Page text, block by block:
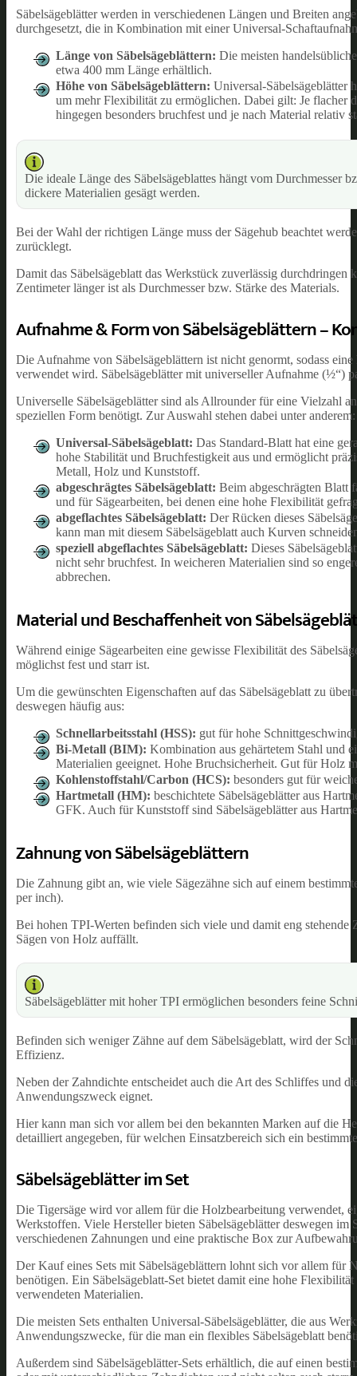
Säbelsägeblätter werden in verschiedenen Längen und Breiten
durchgesetzt, die in Kombination mit einer Universal-
Länge von Säbelsägeblättern: Die meisten
etwa 400 mm Länge erhältlich.
Höhe von Säbelsägeblättern: Universal-Säbelsägeblätter
um mehr Flexibilität zu ermöglichen. Dabei gilt: Je flacher
hingegen besonders bruchfest und je nach Material relativ
Die ideale Länge des Säbelsägeblattes hängt vom Durchmesser
dickere Materialien gesägt werden.
Bei der Wahl der richtigen Länge muss der Sägehub beachtet
zurücklegt.
Damit das Säbelsägeblatt das Werkstück zuverlässig durchdringen
Zentimeter länger ist als Durchmesser bzw. Stärke des Materials.
Aufnahme & Form von Säbelsägeblättern –
Die Aufnahme von Säbelsägeblättern ist nicht genormt, sodass
verwendet wird. Säbelsägeblätter mit universeller Aufnahme (½“)
Universelle Säbelsägeblätter sind als Allrounder für eine Vielzahl
speziellen Form benötigt. Zur Auswahl stehen dabei unter anderem:
Universal-Säbelsägeblatt: Das Standard-Blatt hat eine
hohe Stabilität und Bruchfestigkeit aus und ermöglicht
Metall, Holz und Kunststoff.
abgeschrägtes Säbelsägeblatt: Beim abgeschrägten Blatt
und für Sägearbeiten, bei denen eine hohe Flexibilität
abgeflachtes Säbelsägeblatt: Der Rücken dieses
kann man mit diesem Säbelsägeblatt auch Kurven
speziell abgeflachtes Säbelsägeblatt: Dieses
nicht sehr bruchfest. In weicheren Materialien sind so
abbrechen.
Material und Beschaffenheit von
Während einige Sägearbeiten eine gewisse Flexibilität des
möglichst fest und starr ist.
Um die gewünschten Eigenschaften auf das Säbelsägeblatt zu
deswegen häufig aus:
Schnellarbeitsstahl (HSS): gut für hohe
Bi-Metall (BIM): Kombination aus gehärtetem Stahl und
Materialien geeignet. Hohe Bruchsicherheit. Gut für Holz
Kohlenstoffstahl/Carbon (HCS): besonders gut für
Hartmetall (HM): beschichtete Säbelsägeblätter aus
GFK. Auch für Kunststoff sind Säbelsägeblätter aus
Zahnung von Säbelsägeblättern
Die Zahnung gibt an, wie viele Sägezähne sich auf einem
per inch).
Bei hohen TPI-Werten befinden sich viele und damit eng
Sägen von Holz auffällt.
Säbelsägeblätter mit hoher TPI ermöglichen besonders feine
Befinden sich weniger Zähne auf dem Säbelsägeblatt, wird der
Effizienz.
Neben der Zahndichte entscheidet auch die Art des Schliffes und
Anwendungszweck eignet.
Hier kann man sich vor allem bei den bekannten Marken auf die
detailliert angegeben, für welchen Einsatzbereich sich ein
Säbelsägeblätter im Set
Die Tigersäge wird vor allem für die Holzbearbeitung verwendet,
Werkstoffen. Viele Hersteller bieten Säbelsägeblätter deswegen
verschiedenen Zahnungen und eine praktische Box zur
Der Kauf eines Sets mit Säbelsägeblättern lohnt sich vor allem für
benötigen. Ein Säbelsägeblatt-Set bietet damit eine hohe
verwendeten Materialien.
Die meisten Sets enthalten Universal-Säbelsägeblätter, die aus
Anwendungszwecke, für die man ein flexibles Säbelsägeblatt
Außerdem sind Säbelsägeblätter-Sets erhältlich, die auf einen